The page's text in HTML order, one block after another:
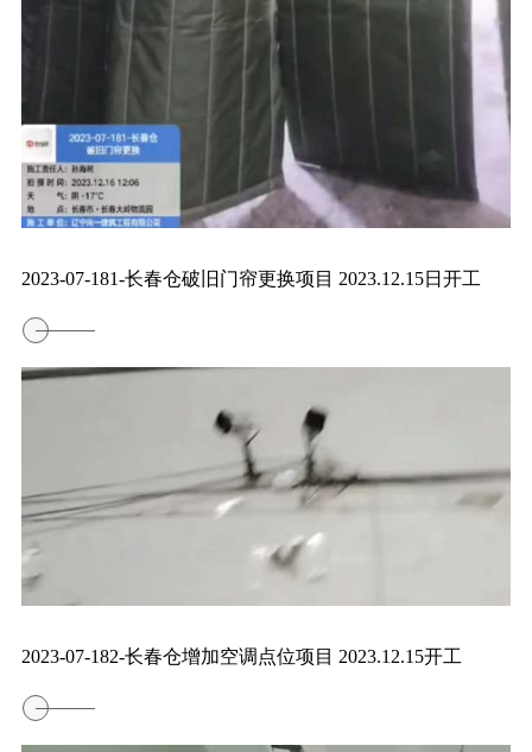
2023-07-181-长春仓破旧门帘更换项目 2023.12.15日开工
2023-07-182-长春仓增加空调点位项目 2023.12.15开工